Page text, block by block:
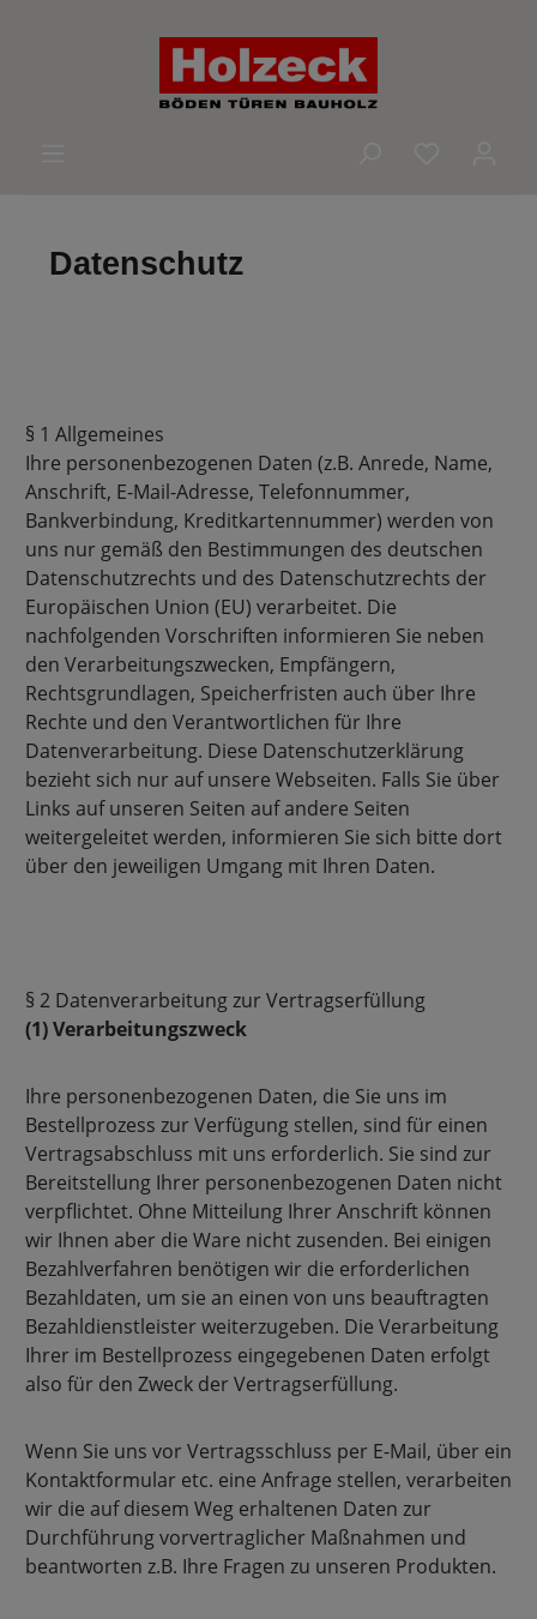
Datenschutz
§ 1 Allgemeines
Ihre personenbezogenen Daten (z.B. Anrede, Name,
Anschrift, E-Mail-Adresse, Telefonnummer,
Bankverbindung, Kreditkartennummer) werden von
uns nur gemäß den Bestimmungen des deutschen
Datenschutzrechts und des Datenschutzrechts der
Europäischen Union (EU) verarbeitet. Die
nachfolgenden Vorschriften informieren Sie neben
den Verarbeitungszwecken, Empfängern,
Rechtsgrundlagen, Speicherfristen auch über Ihre
Rechte und den Verantwortlichen für Ihre
Datenverarbeitung. Diese Datenschutzerklärung
bezieht sich nur auf unsere Webseiten. Falls Sie über
Links auf unseren Seiten auf andere Seiten
weitergeleitet werden, informieren Sie sich bitte dort
über den jeweiligen Umgang mit Ihren Daten.
§ 2 Datenverarbeitung zur Vertragserfüllung
(1) Verarbeitungszweck
Ihre personenbezogenen Daten, die Sie uns im
Bestellprozess zur Verfügung stellen, sind für einen
Vertragsabschluss mit uns erforderlich. Sie sind zur
Bereitstellung Ihrer personenbezogenen Daten nicht
verpflichtet. Ohne Mitteilung Ihrer Anschrift können
wir Ihnen aber die Ware nicht zusenden. Bei einigen
Bezahlverfahren benötigen wir die erforderlichen
Bezahldaten, um sie an einen von uns beauftragten
Bezahldienstleister weiterzugeben. Die Verarbeitung
Ihrer im Bestellprozess eingegebenen Daten erfolgt
also für den Zweck der Vertragserfüllung.
Wenn Sie uns vor Vertragsschluss per E-Mail, über ein
Kontaktformular etc. eine Anfrage stellen, verarbeiten
wir die auf diesem Weg erhaltenen Daten zur
Durchführung vorvertraglicher Maßnahmen und
beantworten z.B. Ihre Fragen zu unseren Produkten.